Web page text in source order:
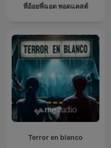
พี่อ้อยพี่ฉอด พอดแคสต์
Terror en blanco